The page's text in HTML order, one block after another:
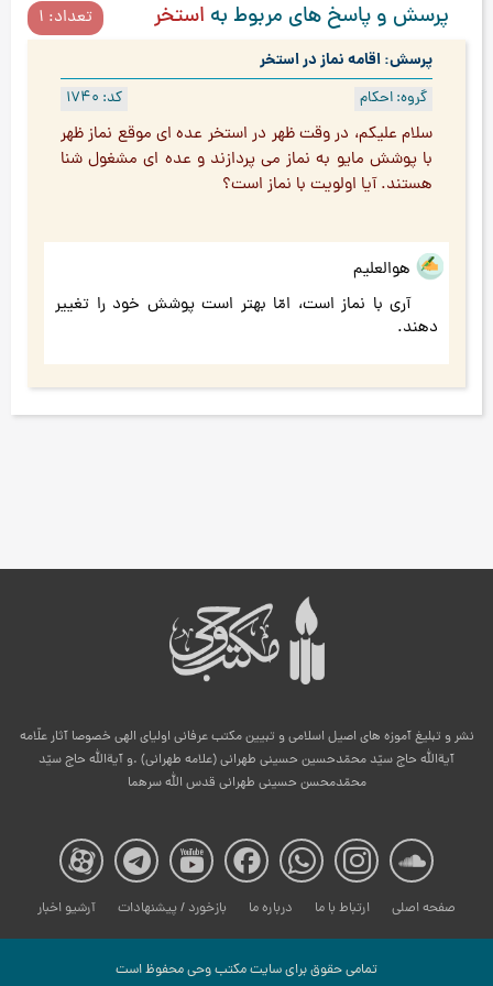
پرسش و پاسخ های مربوط به استخر تعداد: 1
پرسش: اقامه نماز در استخر
کد: 1740 گروه: احکام
سلام عليكم، در وقت ظهر در استخر عده اي موقع نماز ظهر
با پوشش مايو به نماز مي پردازند و عده اي مشغول شنا
هستند. آيا اولويت با نماز است؟
هوالعلیم
آری با نماز است، امّا بهتر است پوشش خود را تغییر
دهند.
نشر و تبلیغ آموزه های اصیل اسلامی و تبیین مکتب عرفانی اولیای الهی خصوصا آثار علّامه
آیةالله حاج سیّد محمّدحسین حسینی طهرانی (علامه طهرانی) .و آیةالله حاج سیّد
محمّدمحسن حسینی طهرانی قدس الله سرهما
صفحه
مکتب
صفحه
مکتب
صفحه
مکتب
صفحه
مکتب
صفحه
مکتب
صفحه اصلی ارتباط با ما درباره ما بازخورد / پیشنهادات آرشیو اخبار
تمامی حقوق برای سایت مكتب وحی محفوظ است